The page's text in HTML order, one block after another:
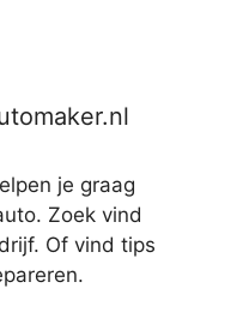
je graag
Zoek vind
Of vind tips